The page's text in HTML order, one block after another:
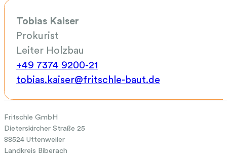
Tobias Kaiser
Prokurist
Leiter Holzbau
+49 7374 9200-21
tobias.kaiser@fritschle-baut.de
Fritschle GmbH
Dieterskircher Straße 25
88524 Uttenweiler
Landkreis Biberach